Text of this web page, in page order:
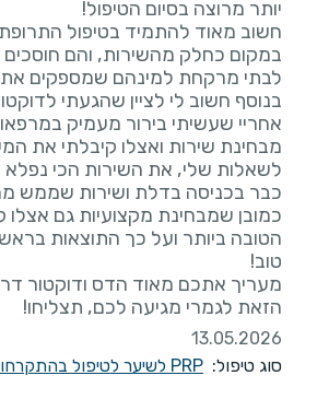
חשוב מאוד להתמיד בטיפול
במקום כחלק מהשירות, והם חוסכים
בנוסף חשוב לי לציין שהגעתי
אחריי שעשיתי בירור מעמיק
מבחינת שירות ואצלו קיבלתי את
לשאלות שלי, את השירות הכי נפלא ,
כבר בכניסה בדלת ושירות שממש
כמובן שמבחינת מקצועיות גם אצלו
הטובה ביותר ועל כך התוצאות
מעריך אתכם מאוד הדס ודוקטור
הזאת לגמרי מגיעה לכם, תצליחו!
13.05.2026
סוג טיפול: PRP לשיער לטיפול בהתקרחות